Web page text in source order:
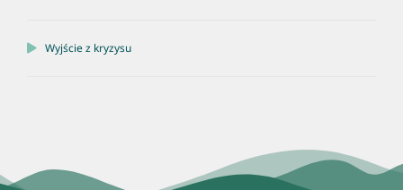
Wyjście z kryzysu